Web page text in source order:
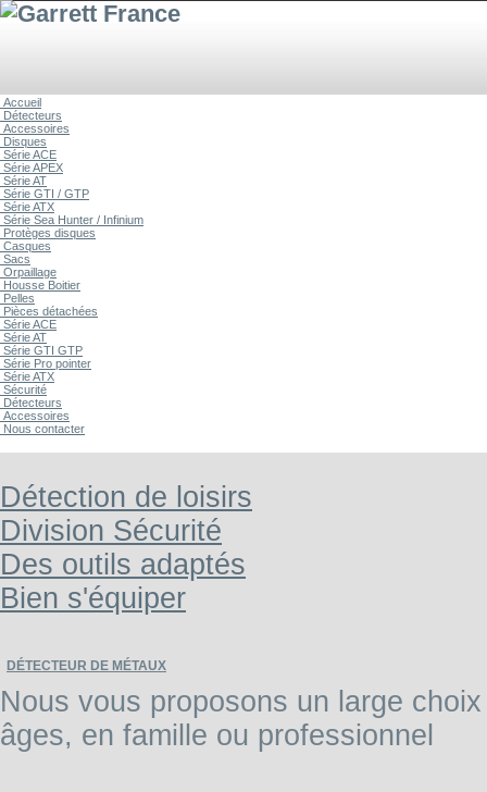
Accueil
Détecteurs
Accessoires
Disques
Série ACE
Série APEX
Série AT
Série GTI / GTP
Série ATX
Série Sea Hunter / Infinium
Protèges disques
Casques
Sacs
Orpaillage
Housse Boitier
Pelles
Pièces détachées
Série ACE
Série AT
Série GTI GTP
Série Pro pointer
Série ATX
Sécurité
Détecteurs
Accessoires
Nous contacter
Détection de loisirs
Division Sécurité
Des outils adaptés
Bien s'équiper
DÉTECTEUR DE MÉTAUX
Nous vous proposons un large
âges, en famille ou professionnel